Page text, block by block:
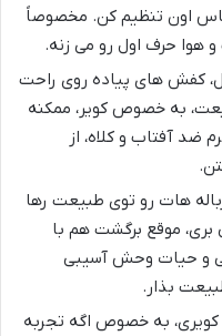
اون تنظیم کن. مخصوصاً
و هوا حرف اول رو می زنه.
کفش های پیاده روی راحت
به خصوص کویر، ممکنه
ضد آفتاب و کلاه، از
هات رو توی طبیعت رها
موقع برگشت هم با
و حیات وحش آسیبی
بذار.
کویری، به خصوص اگه تجربه